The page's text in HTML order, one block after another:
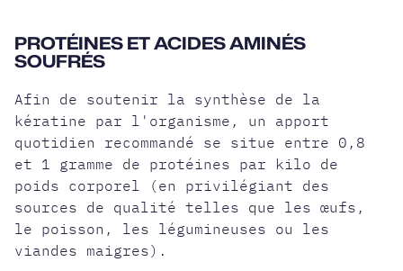
PROTÉINES ET ACIDES AMINÉS
SOUFRÉS
Afin de soutenir la synthèse de la
kératine par l'organisme, un apport
quotidien recommandé se situe entre 0,8
et 1 gramme de protéines par kilo de
poids corporel (en privilégiant des
sources de qualité telles que les œufs,
le poisson, les légumineuses ou les
viandes maigres).